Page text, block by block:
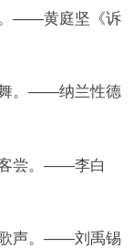
。——黄庭坚《诉
舞。——纳兰性德
客尝。——李白
歌声。——刘禹锡